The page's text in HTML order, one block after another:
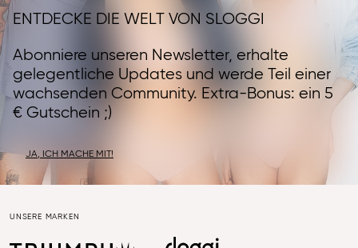
ENTDECKE DIE WELT VON SLOGGI
Abonniere unseren Newsletter, erhalte
gelegentliche Updates und werde Teil einer
wachsenden Community. Extra-Bonus: ein 5
€ Gutschein ;)
JA, ICH MACHE MIT!
UNSERE MARKEN